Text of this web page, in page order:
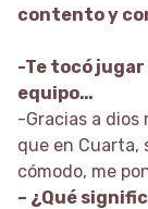
contento y
-Te tocó
equipo…
-Gracias a dios
que en Cuarta,
cómodo, me
– ¿Qué